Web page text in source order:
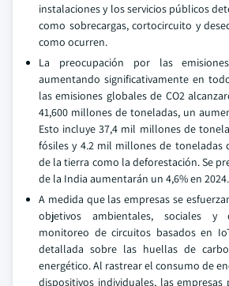
instalaciones y los servicios públicos
como sobrecargas, cortocircuito y
como ocurren.
La preocupación por las
aumentando significativamente en
las emisiones globales de CO2
41,600 millones de toneladas, un
Esto incluye 37,4 mil millones de
fósiles y 4.2 mil millones de toneladas
de la tierra como la deforestación. Se
de la India aumentarán un 4,6% en 2024.
A medida que las empresas se
objetivos ambientales, sociales y
monitoreo de circuitos basados en
detallada sobre las huellas de
energético. Al rastrear el consumo de
dispositivos individuales, las